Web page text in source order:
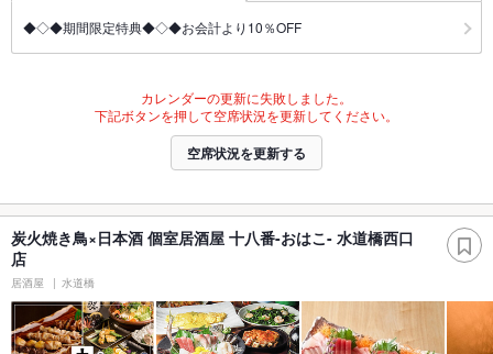
◆◇◆期間限定特典◆◇◆お会計より10％OFF
カレンダーの更新に失敗しました。
下記ボタンを押して空席状況を更新してください。
空席状況を更新する
炭火焼き鳥×日本酒 個室居酒屋 十八番-おはこ- 水道橋西口
店
居酒屋 水道橋